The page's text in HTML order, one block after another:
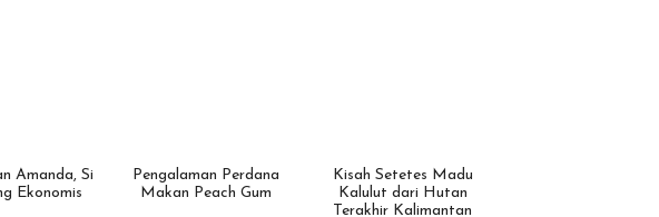
Amanda, Si
Ekonomis
Pengalaman Perdana
Makan Peach Gum
Kisah Setetes Madu
Kalulut dari Hutan
Terakhir Kalimantan